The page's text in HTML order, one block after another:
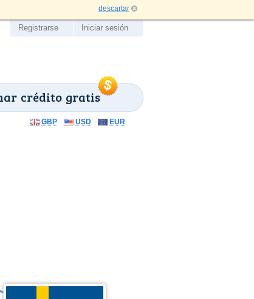
descartar
crédito gratis
Registrarse Iniciar sesión
GBP USD EUR